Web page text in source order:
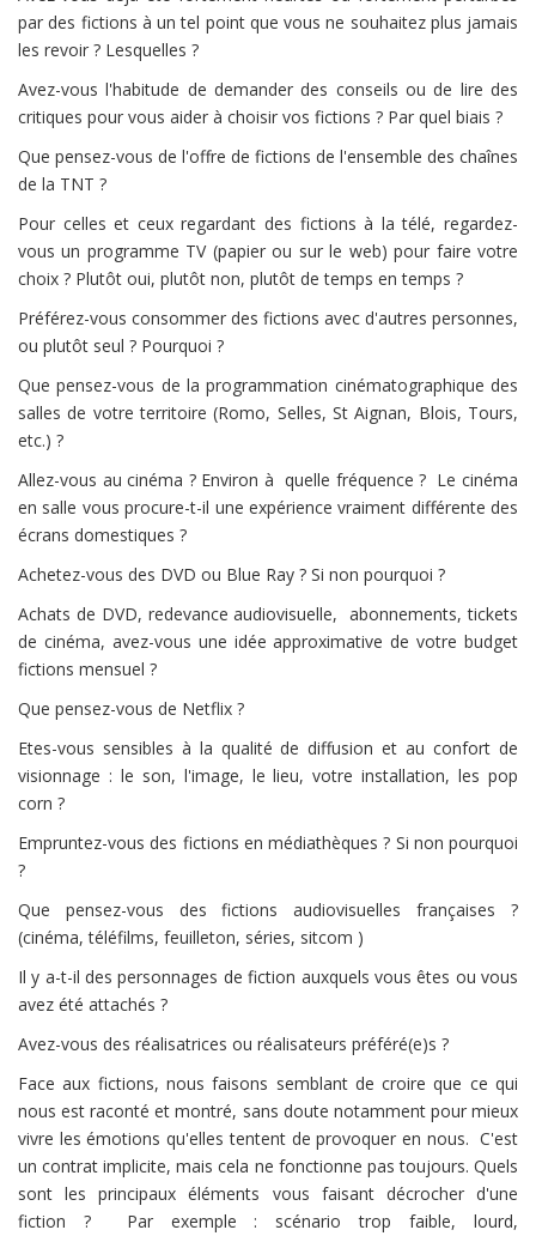
par des fictions à un tel point que vous ne souhaitez plus jamais
les revoir ? Lesquelles ?
Avez-vous l'habitude de demander des conseils ou de lire des
critiques pour vous aider à choisir vos fictions ? Par quel biais ?
Que pensez-vous de l'offre de fictions de l'ensemble des chaînes
de la TNT ?
Pour celles et ceux regardant des fictions à la télé, regardez-
vous un programme TV (papier ou sur le web) pour faire votre
choix ? Plutôt oui, plutôt non, plutôt de temps en temps ?
Préférez-vous consommer des fictions avec d'autres personnes,
ou plutôt seul ? Pourquoi ?
Que pensez-vous de la programmation cinématographique des
salles de votre territoire (Romo, Selles, St Aignan, Blois, Tours,
etc.) ?
Allez-vous au cinéma ? Environ à quelle fréquence ? Le cinéma
en salle vous procure-t-il une expérience vraiment différente des
écrans domestiques ?
Achetez-vous des DVD ou Blue Ray ? Si non pourquoi ?
Achats de DVD, redevance audiovisuelle, abonnements, tickets
de cinéma, avez-vous une idée approximative de votre budget
fictions mensuel ?
Que pensez-vous de Netflix ?
Etes-vous sensibles à la qualité de diffusion et au confort de
visionnage : le son, l'image, le lieu, votre installation, les pop
corn ?
Empruntez-vous des fictions en médiathèques ? Si non pourquoi
?
Que pensez-vous des fictions audiovisuelles françaises ?
(cinéma, téléfilms, feuilleton, séries, sitcom )
Il y a-t-il des personnages de fiction auxquels vous êtes ou vous
avez été attachés ?
Avez-vous des réalisatrices ou réalisateurs préféré(e)s ?
Face aux fictions, nous faisons semblant de croire que ce qui
nous est raconté et montré, sans doute notamment pour mieux
vivre les émotions qu'elles tentent de provoquer en nous. C'est
un contrat implicite, mais cela ne fonctionne pas toujours. Quels
sont les principaux éléments vous faisant décrocher d'une
fiction ? Par exemple : scénario trop faible, lourd,